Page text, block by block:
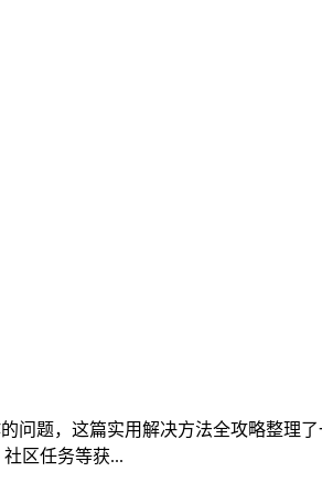
问题，这篇实用解决方法全攻略整理
区任务等获...